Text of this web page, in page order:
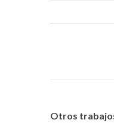
Otros